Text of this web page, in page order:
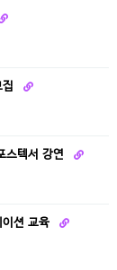
스텍서 강연
이션 교육